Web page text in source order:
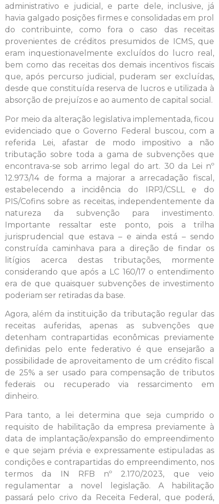
administrativo e judicial, e parte dele, inclusive, já
havia galgado posições firmes e consolidadas em prol
do contribuinte, como fora o caso das receitas
provenientes de créditos presumidos de ICMS, que
eram inquestionavelmente excluídos do lucro real,
bem como das receitas dos demais incentivos fiscais
que, após percurso judicial, puderam ser excluídas,
desde que constituída reserva de lucros e utilizada à
absorção de prejuízos e ao aumento de capital social.
Por meio da alteração legislativa implementada, ficou
evidenciado que o Governo Federal buscou, com a
referida Lei, afastar de modo impositivo a não
tributação sobre toda a gama de subvenções que
encontrava-se sob arrimo legal do art. 30 da Lei nº
12.973/14 de forma a majorar a arrecadação fiscal,
estabelecendo a incidência do IRPJ/CSLL e do
PIS/Cofins sobre as receitas, independentemente da
natureza da subvenção para investimento.
Importante ressaltar este ponto, pois a trilha
jurisprudencial que estava – e ainda está – sendo
construída caminhava para a direção de findar os
litígios acerca destas tributações, mormente
considerando que após a LC 160/17 o entendimento
era de que quaisquer subvenções de investimento
poderiam ser retiradas da base.
Agora, além da instituição da tributação regular das
receitas auferidas, apenas as subvenções que
detenham contrapartidas econômicas previamente
definidas pelo ente federativo é que ensejarão a
possibilidade de aproveitamento de um crédito fiscal
de 25% a ser usado para compensação de tributos
federais ou recuperado via ressarcimento em
dinheiro.
Para tanto, a lei determina que seja cumprido o
requisito de habilitação da empresa previamente à
data de implantação/expansão do empreendimento
e que sejam prévia e expressamente estipuladas as
condições e contrapartidas do empreendimento, nos
termos da IN RFB nº 2.170/2023, que veio
regulamentar a novel legislação. A habilitação
passará pelo crivo da Receita Federal, que poderá,